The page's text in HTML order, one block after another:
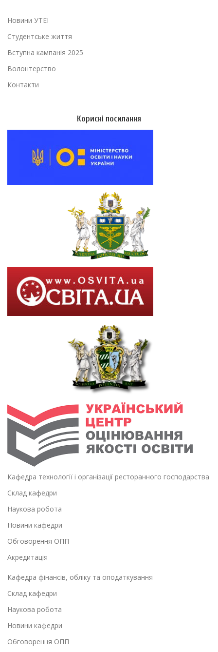
Новини УТЕІ
Студентське життя
Вступна кампанія 2025
Волонтерство
Контакти
Корисні посилання
Кафедра технології і організації ресторанного господарства
Склад кафедри
Наукова робота
Новини кафедри
Обговорення ОПП
Акредитація
Кафедра фінансів, обліку та оподаткування
Склад кафедри
Наукова робота
Новини кафедри
Обговорення ОПП